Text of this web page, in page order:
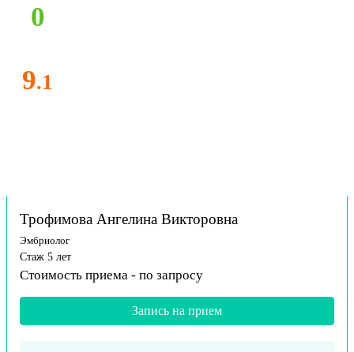
0
9.1
Трофимова Ангелина Викторовна
Эмбриолог
Стаж 5 лет
Стоимость приема - по запросу
Запись на прием